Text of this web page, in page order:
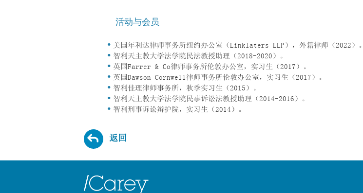
活动与会员
美国年利达律师事务所纽约办公室（Linklaters LLP），外籍律师（2022）。
智利天主教大学法学院民法教授助理（2018-2020）。
英国Farrer & Co律师事务所伦敦办公室，实习生（2017）。
英国Dawson Cornwell律师事务所伦敦办公室，实习生（2017）。
智利佳理律师事务所，秋季实习生（2015）。
智利天主教大学法学院民事诉讼法教授助理（2014-2016）。
智利刑事诉讼辩护院，实习生（2014）。
返回